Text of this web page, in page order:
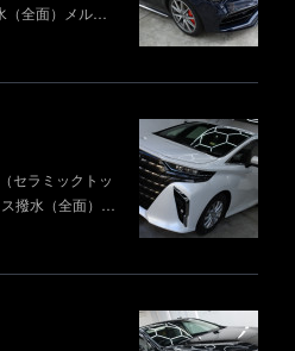
（全面）メル…
セラミックトッ
撥水（全面）…